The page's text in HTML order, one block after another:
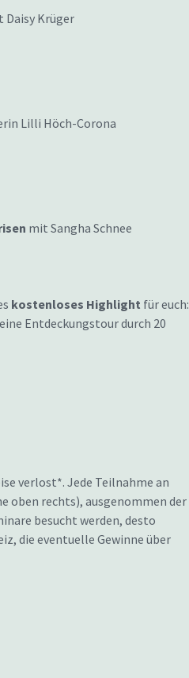
Daisy Krüger
Lilli Höch-Corona
mit Sangha Schnee
kostenloses Highlight für euch:
Entdeckungstour durch 20
verlost*. Jede Teilnahme an
oben rechts), ausgenommen der
besucht werden, desto
die eventuelle Gewinne über